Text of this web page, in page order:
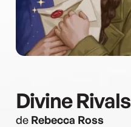
Divine Rivals
de Rebecca Ross